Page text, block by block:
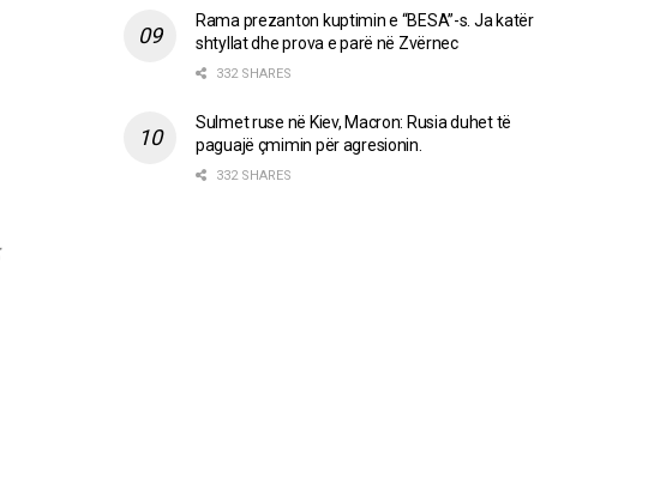
Rama prezanton kuptimin e “BESA”-s. Ja katër
shtyllat dhe prova e parë në Zvërnec
332 SHARES
Sulmet ruse në Kiev, Macron: Rusia duhet të
paguajë çmimin për agresionin.
332 SHARES